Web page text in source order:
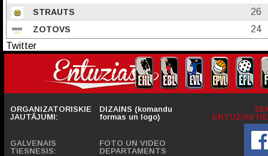
STRAUTS 26
ZOTOVS
24
Twitter
ORGANIZATORISKIE
JAUTĀJUMI:
GALVENAIS
TIESNESIS:
DIZAINS (komandu
formas un logo)
FOTO UN VIDEO
DEPARTAMENTS